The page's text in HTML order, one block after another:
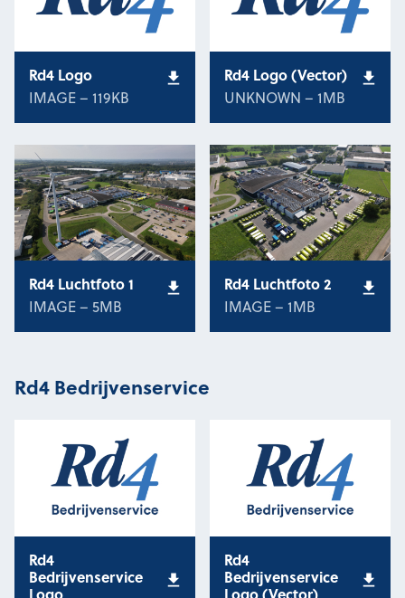
Rd4 Logo
IMAGE – 119KB
Rd4 Logo (Vector)
UNKNOWN – 1MB
Rd4 Luchtfoto 1
IMAGE – 5MB
Rd4 Luchtfoto 2
IMAGE – 1MB
Rd4 Bedrijvenservice
Rd4
Bedrijvenservice
Logo
Rd4
Bedrijvenservice
Logo (Vector)